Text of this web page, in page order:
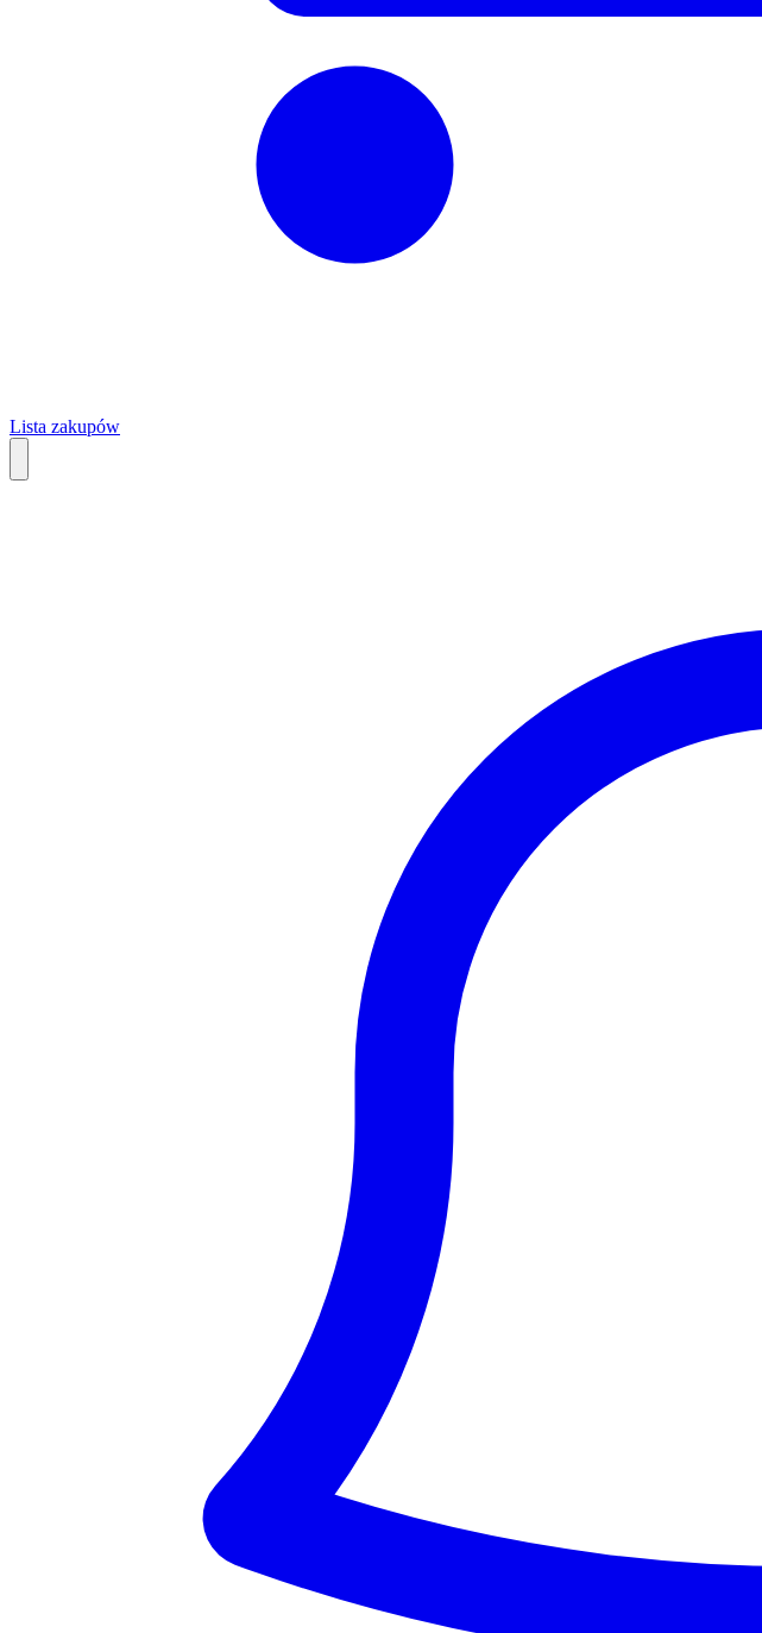
Lista zakupów